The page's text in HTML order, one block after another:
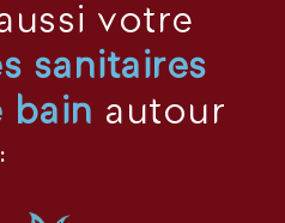
votre
sanitaires
bain autour